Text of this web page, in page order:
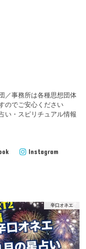
／事務所は各種思想団体
のでご安心ください
・スピリチュアル情報
Instagram
辛口オネエ